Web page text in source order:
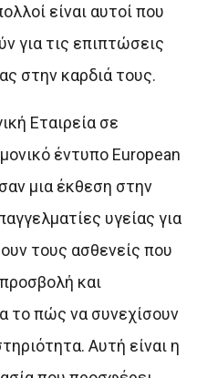
είναι αυτοί που
για τις επιπτώσεις
στην καρδιά τους.
Εταιρεία σε
έντυπο European
μια έκθεση στην
υγείας για
τους ασθενείς που
και
το πώς να συνεχίσουν
Αυτή είναι η